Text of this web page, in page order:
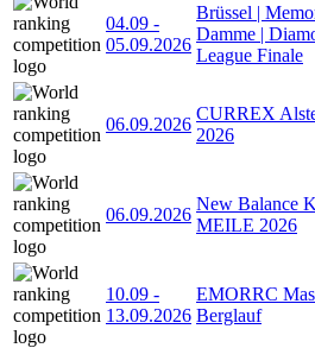
04.09 -
05.09.2026
Brüssel |
Damme |
League Finale
06.09.2026
CURREX
2026
06.09.2026
New Balance
MEILE 2026
10.09 -
13.09.2026
EMORRC
Berglauf